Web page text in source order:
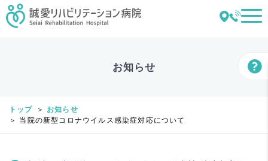
お知らせ
トップ
お知らせ
当院の新型コロナウイルス感染症対応について